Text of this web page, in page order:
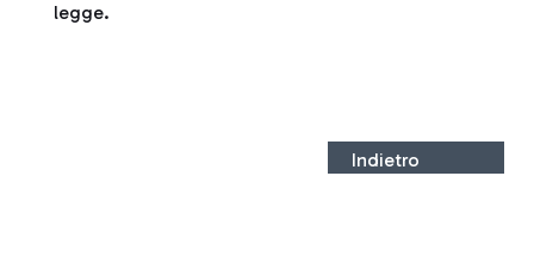
legge.
Indietro